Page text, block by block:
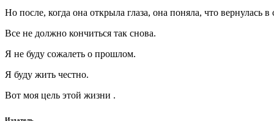
Но после, когда она открыла глаза, она поняла, что вернулась
Все не должно кончиться так снова.
Я не буду сожалеть о прошлом.
Я буду жить честно.
Вот моя цель этой жизни .